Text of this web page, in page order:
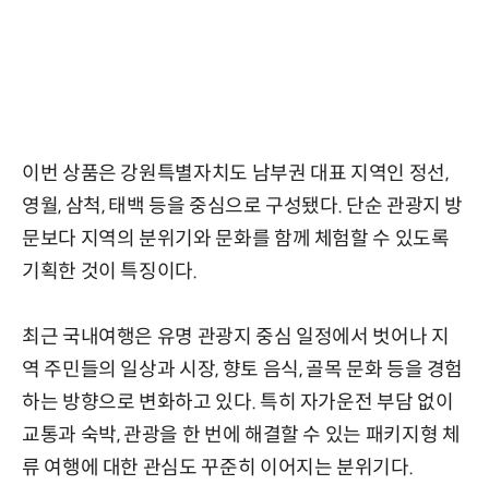
이번 상품은 강원특별자치도 남부권 대표 지역인 정선,
영월, 삼척, 태백 등을 중심으로 구성됐다. 단순 관광지 방
문보다 지역의 분위기와 문화를 함께 체험할 수 있도록
기획한 것이 특징이다.
최근 국내여행은 유명 관광지 중심 일정에서 벗어나 지
역 주민들의 일상과 시장, 향토 음식, 골목 문화 등을 경험
하는 방향으로 변화하고 있다. 특히 자가운전 부담 없이
교통과 숙박, 관광을 한 번에 해결할 수 있는 패키지형 체
류 여행에 대한 관심도 꾸준히 이어지는 분위기다.